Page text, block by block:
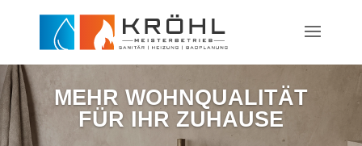
MEHR WOHNQUALITÄT
FÜR IHR ZUHAUSE